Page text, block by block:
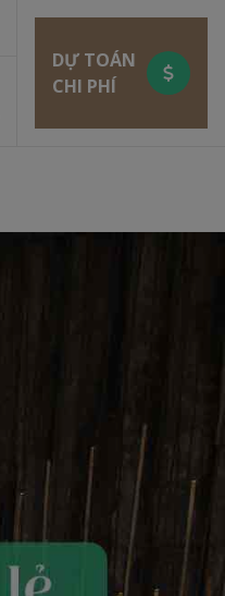
DỰ TOÁN
CHI PHÍ